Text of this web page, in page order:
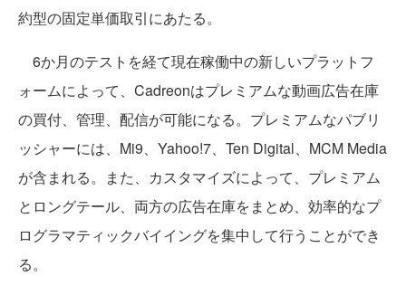
約型の固定単価取引にあたる。
6か月のテストを経て現在稼働中の新しいプラットフ
ォームによって、Cadreonはプレミアムな動画広告在庫
の買付、管理、配信が可能になる。プレミアムなパブリ
ッシャーには、Mi9、Yahoo!7、Ten Digital、MCM Media
が含まれる。また、カスタマイズによって、プレミアム
とロングテール、両方の広告在庫をまとめ、効率的なプ
ログラマティックバイイングを集中して行うことができ
る。